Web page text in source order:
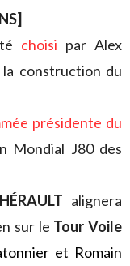
choisi par Alex
construction du
présidente du
Mondial J80 des
alignera
sur le Tour Voile
et Romain